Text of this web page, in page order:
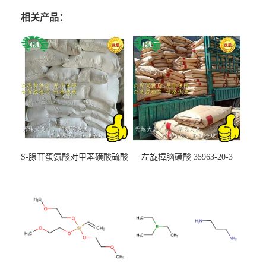
相关产品：
S-腺苷蛋氨酸对甲苯磺酸硫酸
左旋樟脑磺酸 35963-20-3